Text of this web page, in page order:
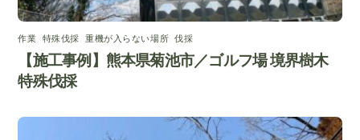
作業 特殊伐採 ,重機が入らない場所 ,伐採
【施工事例】熊本県菊池市／ゴルフ場 境界樹木
特殊伐採